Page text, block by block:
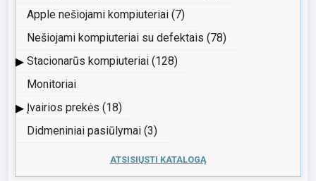
Apple nešiojami kompiuteriai (7)
Nešiojami kompiuteriai su defektais (78)
▸ Stacionarūs kompiuteriai (128)
Monitoriai
▸ Įvairios prekės (18)
Didmeniniai pasiūlymai (3)
ATSISIŲSTI KATALOGĄ